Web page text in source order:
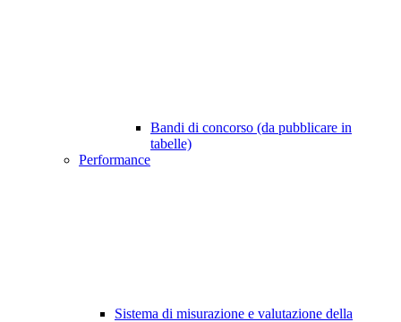
Bandi di concorso (da pubblicare in
tabelle)
Performance
Sistema di misurazione e valutazione della